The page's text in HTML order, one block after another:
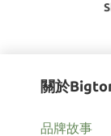
關於
品牌故事